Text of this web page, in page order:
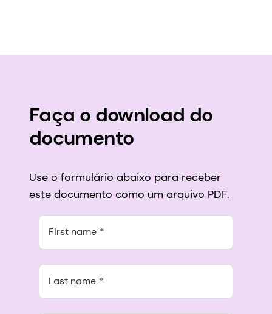
Faça o download do
documento
Use o formulário abaixo para receber
este documento como um arquivo PDF.
First name
Last name